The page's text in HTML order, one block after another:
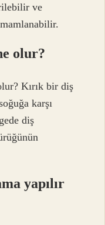
ve
olur?
Kırık bir diş
karşı
diş
yapılır